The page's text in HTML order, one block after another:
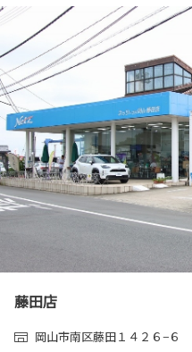
藤田店
岡山市南区藤田１４２６−６